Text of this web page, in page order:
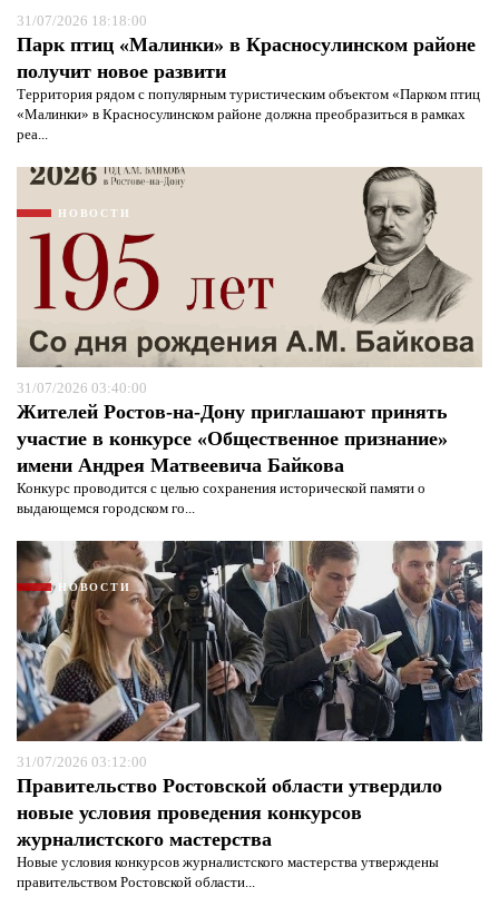
31/07/2026 18:18:00
Парк птиц «Малинки» в Красносулинском районе
получит новое развити
Территория рядом с популярным туристическим объектом «Парком птиц
«Малинки» в Красносулинском районе должна преобразиться в рамках
реа...
НОВОСТИ
31/07/2026 03:40:00
Жителей Ростов-на-Дону приглашают принять
участие в конкурсе «Общественное признание»
имени Андрея Матвеевича Байкова
Конкурс проводится с целью сохранения исторической памяти о
выдающемся городском го...
НОВОСТИ
31/07/2026 03:12:00
Правительство Ростовской области утвердило
новые условия проведения конкурсов
журналистского мастерства
Новые условия конкурсов журналистского мастерства утверждены
правительством Ростовской области...
Я согласен с политикой конфиденциальности и
защиты информации*
Я согласен сполитикой конфиденциальности и
защиты информации*